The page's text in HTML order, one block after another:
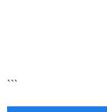
```